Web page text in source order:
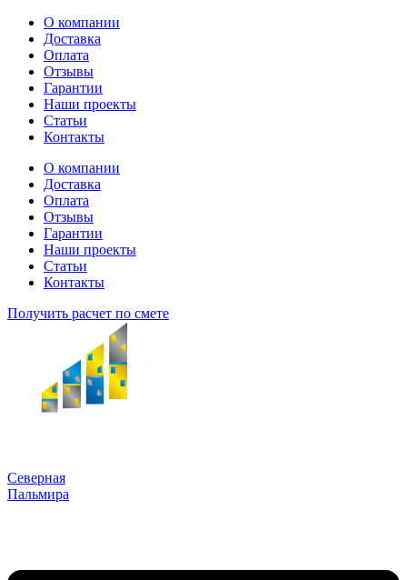
Перейти
содержимому
О компании
Доставка
Оплата
Отзывы
Гарантии
Наши проекты
Статьи
Контакты
О компании
Доставка
Оплата
Отзывы
Гарантии
Наши проекты
Статьи
Контакты
Получить расчет по смете
Северная
Пальмира